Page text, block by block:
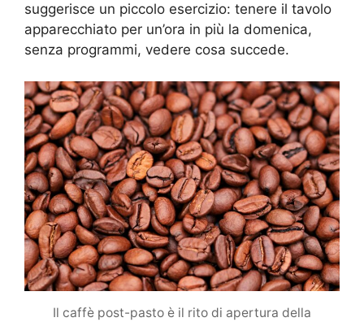
suggerisce un piccolo esercizio: tenere il tavolo
apparecchiato per un’ora in più la domenica,
senza programmi, vedere cosa succede.
Il caffè post-pasto è il rito di apertura della